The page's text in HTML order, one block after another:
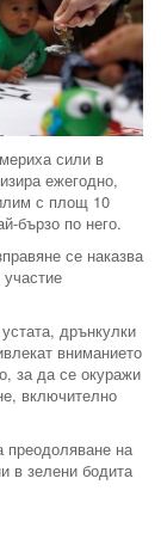
сили в
ежегодно,
с площ 10
бързо по него.
се наказва
дрънкулки
вниманието
за да се окуражи
включително
преодоляване на
в зелени бодита